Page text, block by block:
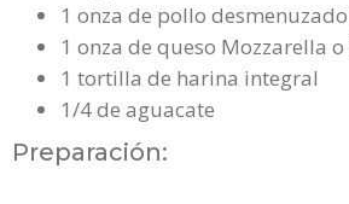
1 onza de pollo
1 onza de queso Mozzarella
1 tortilla de harina integral
1/4 de aguacate
Preparación: